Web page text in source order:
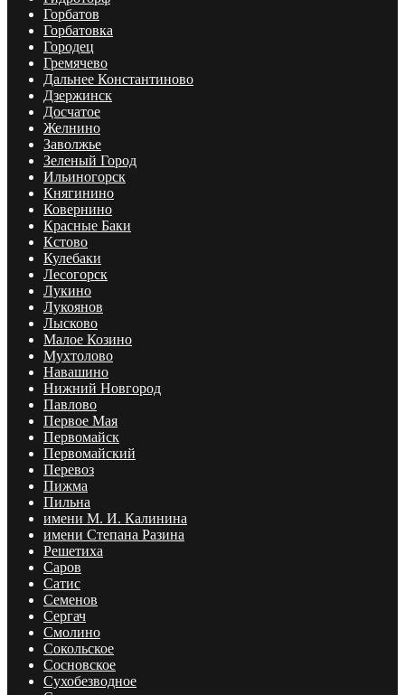
Горбатов
Горбатовка
Городец
Гремячево
Дальнее Константиново
Дзержинск
Досчатое
Желнино
Заволжье
Зеленый Город
Ильиногорск
Княгинино
Ковернино
Красные Баки
Кстово
Кулебаки
Лесогорск
Лукино
Лукоянов
Лысково
Малое Козино
Мухтолово
Навашино
Нижний Новгород
Павлово
Первое Мая
Первомайск
Первомайский
Перевоз
Пижма
Пильна
имени М. И. Калинина
имени Степана Разина
Решетиха
Саров
Сатис
Семенов
Сергач
Смолино
Сокольское
Сосновское
Сухобезводное